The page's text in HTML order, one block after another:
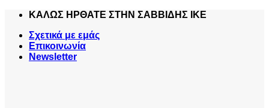
Skip
content
ΚΑΛΩΣ ΗΡΘΑΤΕ ΣΤΗΝ ΣΑΒΒΙΔΗΣ ΙΚΕ
Σχετικά με εμάς
Επικοινωνία
Newsletter